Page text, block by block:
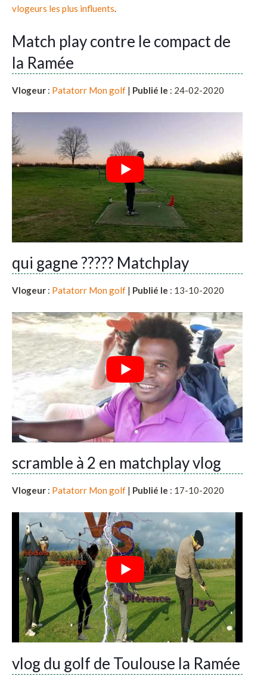
vlogeurs les plus influents.
Match play contre le compact de
la Ramée
Vlogeur : Patatorr Mon golf | Publié le : 24-02-2020
qui gagne ????? Matchplay
Vlogeur : Patatorr Mon golf | Publié le : 13-10-2020
scramble à 2 en matchplay vlog
Vlogeur : Patatorr Mon golf | Publié le : 17-10-2020
vlog du golf de Toulouse la Ramée